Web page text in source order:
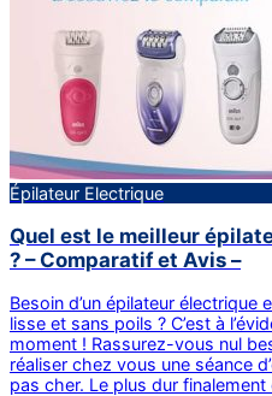
Épilateur Electrique
Quel est le meilleur
? – Comparatif et Avis –
Besoin d’un épilateur
lisse et sans poils ? C’est à
moment ! Rassurez-vous nul
réaliser chez vous une séance
pas cher. Le plus dur